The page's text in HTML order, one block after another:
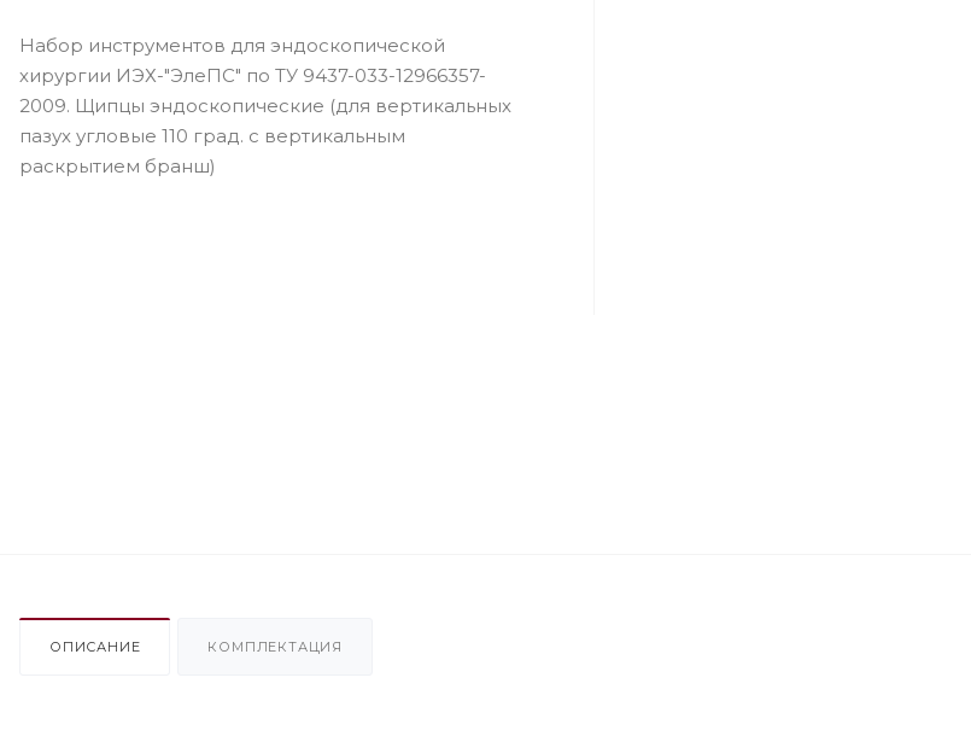
Набор инструментов для эндоскопической
хирургии ИЭХ-"ЭлеПС" по ТУ 9437-033-12966357-
2009. Щипцы эндоскопические (для вертикальных
пазух угловые 110 град. с вертикальным
раскрытием бранш)
ОПИСАНИЕ КОМПЛЕКТАЦИЯ